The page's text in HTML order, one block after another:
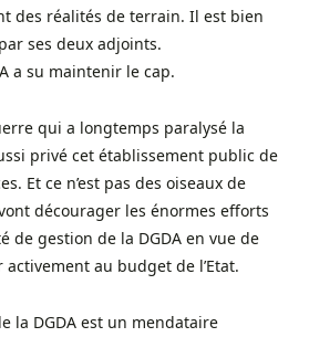
des réalités de terrain. Il est bien
ses deux adjoints.
a su maintenir le cap.
qui a longtemps paralysé la
privé cet établissement public de
Et ce n’est pas des oiseaux de
décourager les énormes efforts
de gestion de la DGDA en vue de
au budget de l’Etat.
la DGDA est un mendataire